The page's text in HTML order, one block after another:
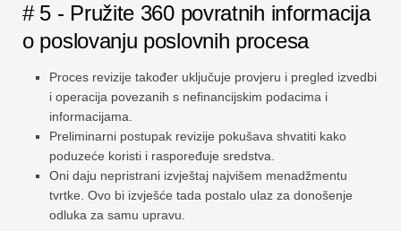
# 5 - Pružite 360 ​​povratnih informacija
o poslovanju poslovnih procesa
Proces revizije također uključuje provjeru i pregled izvedbi
i operacija povezanih s nefinancijskim podacima i
informacijama.
Preliminarni postupak revizije pokušava shvatiti kako
poduzeće koristi i raspoređuje sredstva.
Oni daju nepristrani izvještaj najvišem menadžmentu
tvrtke. Ovo bi izvješće tada postalo ulaz za donošenje
odluka za samu upravu.